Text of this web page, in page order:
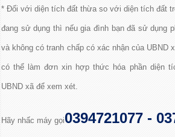
* Đối với diện tích đất thừa so với diện tích đất
đang sử dụng thì nếu gia đình bạn đã sử dụng
và không có tranh chấp có xác nhận của UBND
có thể làm đơn xin hợp thức hóa phần diện
UBND xã để xem xét.
Hãy nhấc máy gọi0394721077 -